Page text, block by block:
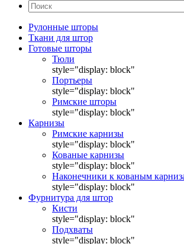
Рулонные шторы
Ткани для штор
Готовые шторы
Тюли
style="display: block"
Портьеры
style="display: block"
Римские шторы
style="display: block"
Карнизы
Римские карнизы
style="display: block"
Кованые карнизы
style="display: block"
Наконечники к кованым
style="display: block"
Фурнитура для штор
Кисти
style="display: block"
Подхваты
style="display: block"